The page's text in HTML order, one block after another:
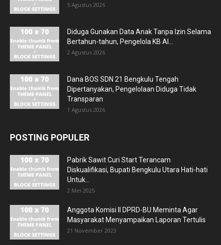
5 Agustus 2026
Diduga Gunakan Data Anak Tanpa Izin Selama
Bertahun-tahun, Pengelola KB Al...
2 Agustus 2026
Dana BOS SDN 21 Bengkulu Tengah
Dipertanyakan, Pengelolaan Diduga Tidak
Transparan
1 Agustus 2026
POSTING POPULER
Pabrik Sawit Curi Start Terancam
Diskualifikasi, Bupati Bengkulu Utara Hati-hati
Untuk...
2 Mei 2025
Anggota Komisi II DPRD-BU Meminta Agar
Masyarakat Menyampaikan Laporan Tertulis
21 November 2023